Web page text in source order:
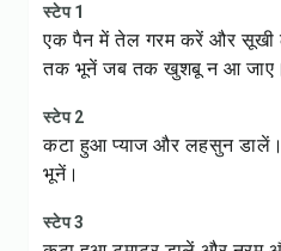
स्टेप 1
एक पैन में तेल गरम करें और सूखी
तक भूनें जब तक खुशबू न आ जाए।
स्टेप 2
कटा हुआ प्याज और लहसुन डालें।
भूनें।
स्टेप 3